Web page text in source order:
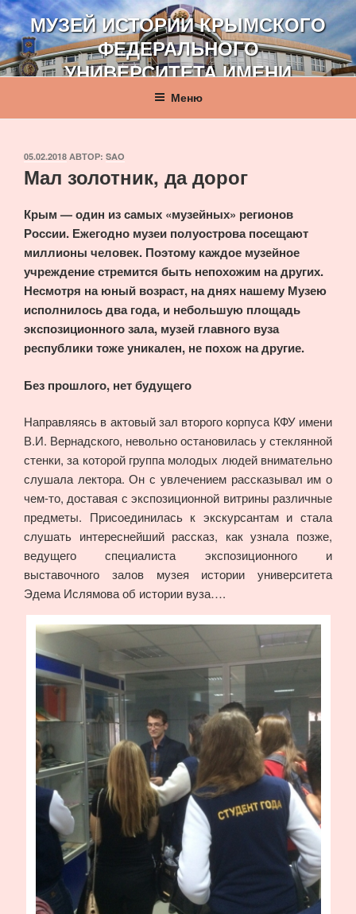
Перейти
к
содержимому
МУЗЕЙ ИСТОРИИ КРЫМСКОГО
ФЕДЕРАЛЬНОГО
УНИВЕРСИТЕТА ИМЕНИ
В. И. ВЕРНАДСКОГО
Меню
ОПУБЛИКОВАНО
05.02.2018 АВТОР: SAO
Мал золотник, да дорог
Крым — один из самых «музейных» регионов
России. Ежегодно музеи полуострова посещают
миллионы человек. Поэтому каждое музейное
учреждение стремится быть непохожим на других.
Несмотря на юный возраст, на днях нашему Музею
исполнилось два года, и небольшую площадь
экспозиционного зала, музей главного вуза
республики тоже уникален, не похож на другие.
Без прошлого, нет будущего
Направляясь в актовый зал второго корпуса КФУ имени
В.И. Вернадского, невольно остановилась у стеклянной
стенки, за которой группа молодых людей внимательно
слушала лектора. Он с увлечением рассказывал им о
чем-то, доставая с экспозиционной витрины различные
предметы. Присоединилась к экскурсантам и стала
слушать интереснейший рассказ, как узнала позже,
ведущего специалиста экспозиционного и
выставочного залов музея истории университета
Эдема Ислямова об истории вуза….